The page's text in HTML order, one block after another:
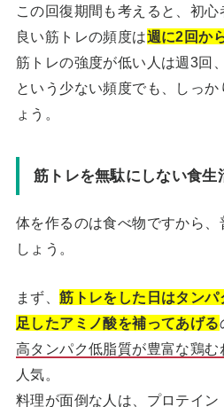
この回復期間も考えると、初
良い筋トレの頻度は週に2回か
筋トレの強度が低い人は週3回
という少ない頻度でも、しっ
ょう。
筋トレを無駄にしない食生
体を作るのは食べ物ですから、
しょう。
まず、筋トレをした日はタン
足したアミノ酸を補ってあげる
高タンパク低脂質が豊富な鶏む
人気。
料理が面倒な人は、 プロテイン